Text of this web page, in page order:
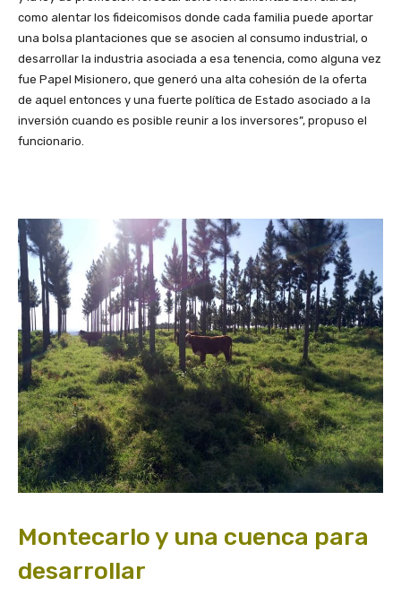
como alentar los fideicomisos donde cada familia puede aportar
una bolsa plantaciones que se asocien al consumo industrial, o
desarrollar la industria asociada a esa tenencia, como alguna vez
fue Papel Misionero, que generó una alta cohesión de la oferta
de aquel entonces y una fuerte política de Estado asociado a la
inversión cuando es posible reunir a los inversores”, propuso el
funcionario.
Montecarlo y una cuenca para
desarrollar